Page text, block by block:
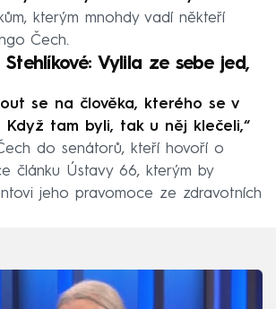
kterým mnohdy vadí někteří
Čech.
Vylila ze sebe jed,
se na člověka, kterého se v
Když tam byli, tak u něj klečeli,“
do senátorů, kteří hovoří o
článku Ústavy 66, kterým by
jeho pravomoce ze zdravotních